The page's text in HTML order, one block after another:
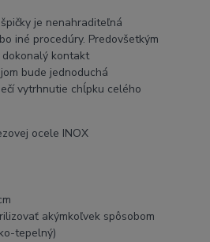
je nenahraditeľná
iné procedúry. Predovšetkým
kontakt
bude jednoduchá
vytrhnutie chĺpku celého
ocele INOX
akýmkoľvek spôsobom
tepelný)